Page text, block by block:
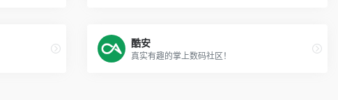
酷安
真实有趣的掌上数码社区！